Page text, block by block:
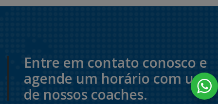
Entre em contato conosco e
agende um horário com um
de nossos coaches.